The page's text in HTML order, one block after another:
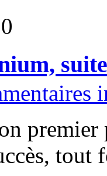
suite
tout